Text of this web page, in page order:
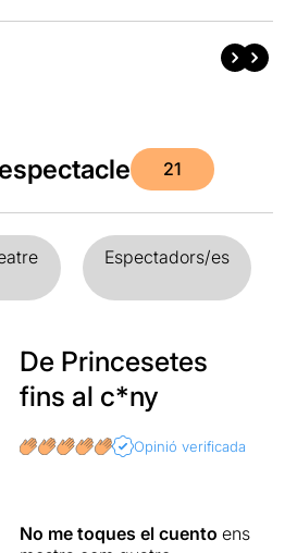
21
Espectadors/es
De Princesetes
fins al c*ny
Opinió verificada
No me toques el cuento ens